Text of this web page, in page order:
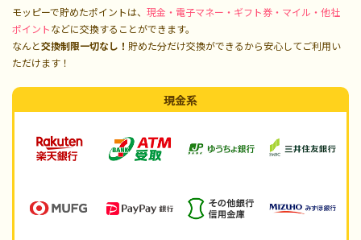
モッピーで貯めたポイントは、 現金・電子マネー・ギフト券・マイル・他社
ポイントなどに交換することができます。
なんと交換制限一切なし！ 貯めた分だけ交換ができるから安心してご利用い
ただけます！
現金系